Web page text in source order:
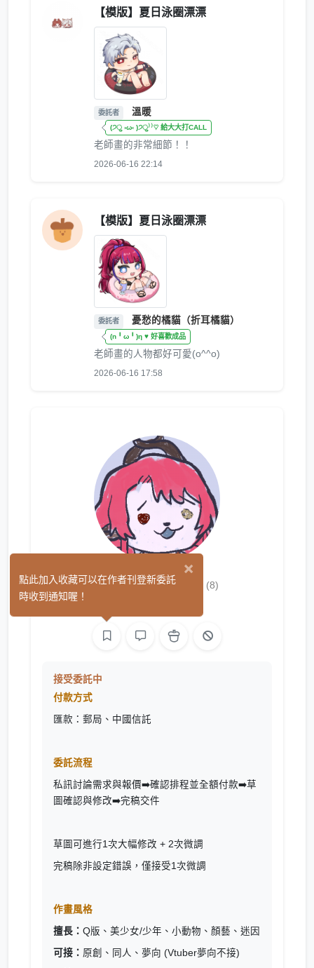
【模版】夏日泳圈漂漂
委託者 溫暖
(੭ु ›ω‹ )੭ु⁾⁾♡ 給大大打CALL
老師畫的非常細節！！
2026-06-16 22:14
【模版】夏日泳圈漂漂
委託者 憂愁的橘貓（折耳橘貓）
(n╹ω╹)η ♥ 好喜歡成品
老師畫的人物都好可愛(o^^o)
2026-06-16 17:58
紅酒牛肉燉飯 (8)
接受委託中
付款方式
匯款：郵局、中國信託
委託流程
私訊討論需求與報價➡️確認排程並全額付款➡️草
圖確認與修改➡️完稿交件
草圖可進行1次大幅修改 + 2次微調
完稿除非設定錯誤，僅接受1次微調
作畫風格
擅長： Q版、美少女/少年、小動物、顏藝、迷因
可接： 原創、同人、夢向 (Vtuber夢向不接)
×
點此加入收藏可以在作者刊登新委託
時收到通知喔！